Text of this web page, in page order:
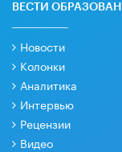
ВЕСТИ
Новости
Колонки
Аналитика
Интервью
Рецензии
Видео